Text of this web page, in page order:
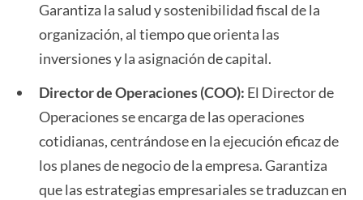
Garantiza la salud y sostenibilidad fiscal de la
organización, al tiempo que orienta las
inversiones y la asignación de capital.
Director de Operaciones (COO): El Director de
Operaciones se encarga de las operaciones
cotidianas, centrándose en la ejecución eficaz de
los planes de negocio de la empresa. Garantiza
que las estrategias empresariales se traduzcan en